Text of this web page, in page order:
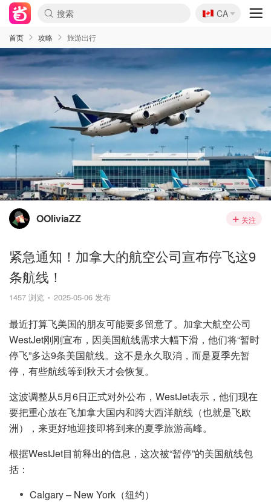
🇨🇦
CA
首页 攻略 旅游出行
OOliviaZZ 关注
紧急通知！加拿大的航空公司宣布停飞这9
条航线！
1457 浏览 2025-05-06 发布
最近打算飞美国的朋友可能要多留意了。加拿大航空公司
WestJet刚刚宣布，因美国航线需求大幅下滑，他们将“暂时
停飞”多达9条美国航线。这不是永久取消，而是夏季先暂
停，有些航线等到秋天才会恢复。
这波调整从5月6日正式对外公布，WestJet表示，他们现在
要把重心放在飞加拿大国内和跨大西洋航线（也就是飞欧
洲），来更好地迎接即将到来的夏季旅游高峰。
根据WestJet目前释出的信息，这次被“暂停”的美国航线包
括：
Calgary – New York（纽约）